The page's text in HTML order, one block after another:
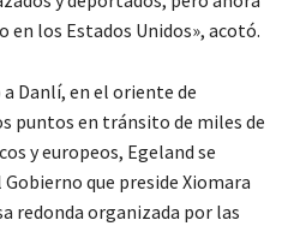
los Estados Unidos», acotó.
Danlí, en el oriente de
puntos en tránsito de miles de
y europeos, Egeland se
que preside Xiomara
redonda organizada por las